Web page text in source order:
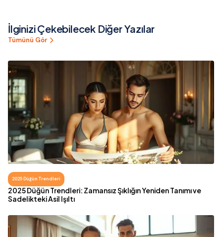
İlginizi Çekebilecek Diğer Yazılar
Tümünü Gör
2025 Düğün Trendleri
2025 Düğün Trendleri: Zamansız Şıklığın Yeniden Tanımı ve
Sadelikteki Asil Işıltı